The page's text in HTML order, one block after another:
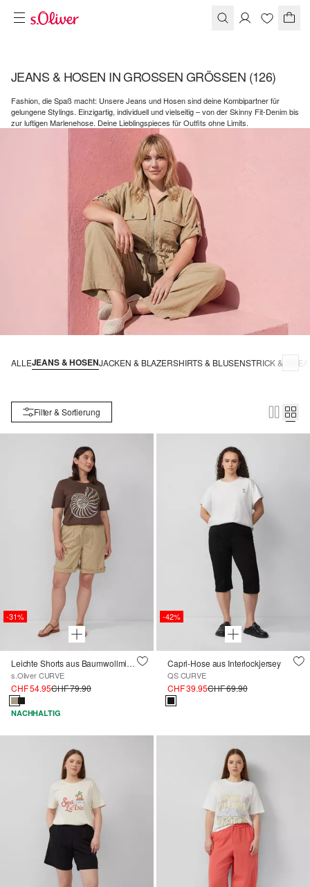
JEANS & HOSEN IN GROSSEN GRÖSSEN (126)
Fashion, die Spaß macht: Unsere Jeans und Hosen sind deine Kombipartner für
gelungene Stylings. Einzigartig, individuell und vielseitig – von der Skinny Fit-Denim bis
zur luftigen Marlenehose. Deine Lieblingspieces für Outfits ohne Limits.
ALLEJEANS & HOSENJACKEN & BLAZERSHIRTS & BLUSENSTRICK &
Filter & Sortierung
-31%
Leichte Shorts aus Baumwollmix im Relaxed Fit
s.Oliver CURVE
CHF 54.95CHF 79.90
NACHHALTIG
-42%
Capri-Hose aus Interlockjersey
QS CURVE
CHF 39.95CHF 69.90